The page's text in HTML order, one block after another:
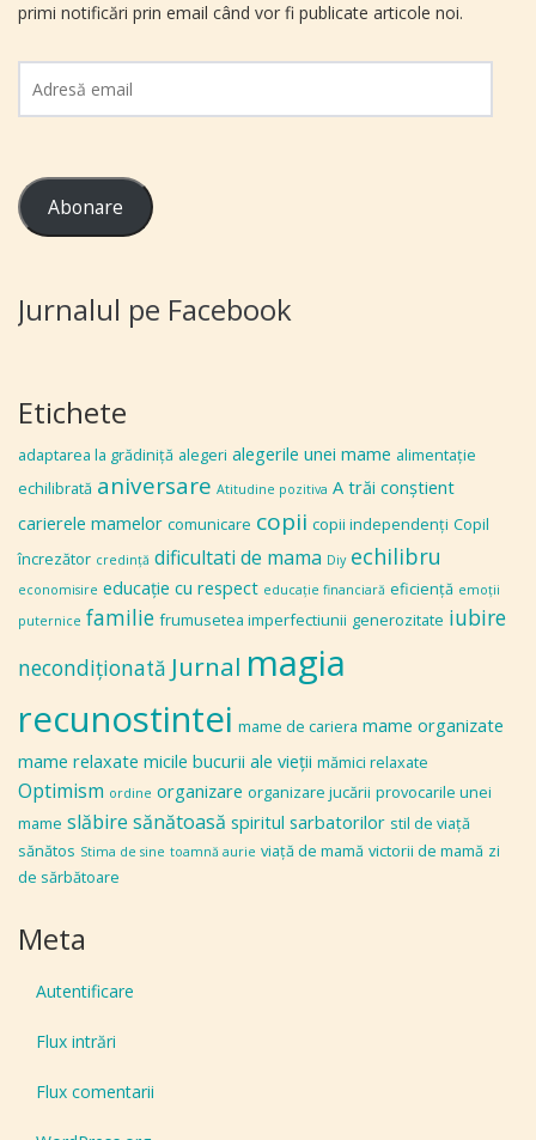
primi notificări prin email când vor fi publicate articole noi.
email
Abonare
Jurnalul pe Facebook
Etichete
adaptarea la grădiniţă alegeri alegerile unei mame alimentaţie
echilibrată aniversare Atitudine pozitiva A trăi conștient
carierele mamelor comunicare copii copii independenţi Copil
încrezător credinţă dificultati de mama Diy echilibru
economisire educaţie cu respect educaţie financiară eficiență emoţii
puternice familie frumusetea imperfectiunii generozitate iubire
necondiţionată Jurnal magia
recunostintei mame de cariera mame organizate
mame relaxate micile bucurii ale vieţii mămici relaxate
Optimism ordine organizare organizare jucării provocarile unei
mame slăbire sănătoasă spiritul sarbatorilor stil de viaţă
sănătos Stima de sine toamnă aurie viaţă de mamă victorii de mamă zi
de sărbătoare
Meta
Autentificare
Flux intrări
Flux comentarii